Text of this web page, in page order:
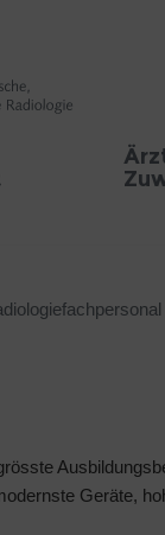
Geräte,